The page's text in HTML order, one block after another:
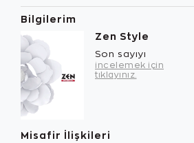
Bilgilerim
Zen Style
Son sayıyı
incelemek için
tıklayınız.
Misafir İlişkileri